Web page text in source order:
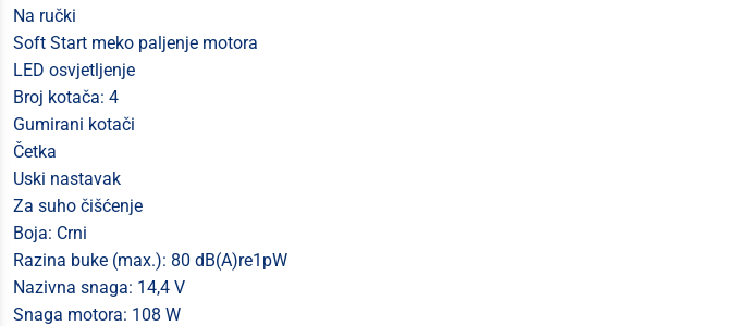
Na ručki
Soft Start meko paljenje motora
LED osvjetljenje
Broj kotača: 4
Gumirani kotači
Četka
Uski nastavak
Za suho čišćenje
Boja: Crni
Razina buke (max.): 80 dB(A)re1pW
Nazivna snaga: 14,4 V
Snaga motora: 108 W